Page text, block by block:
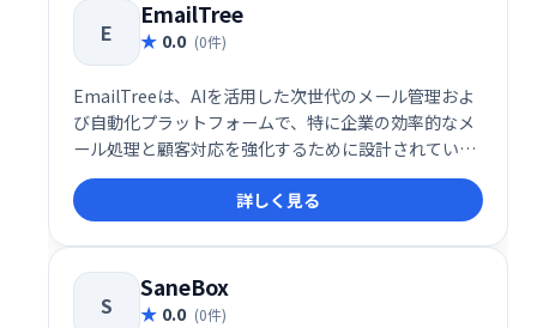
す。
E
EmailTree
0.0 (0件)
EmailTreeは、AIを活用した次世代のメール管理およ
び自動化プラットフォームで、特に企業の効率的なメ
ール処理と顧客対応を強化するために設計されていま
す。このサービスは、AIによるメールの分類、返信提
案、センチメント分析を統合し、受信トレイ管理の生
産性を劇的に向上させます。
詳しく見る
S
SaneBox
0.0 (0件)